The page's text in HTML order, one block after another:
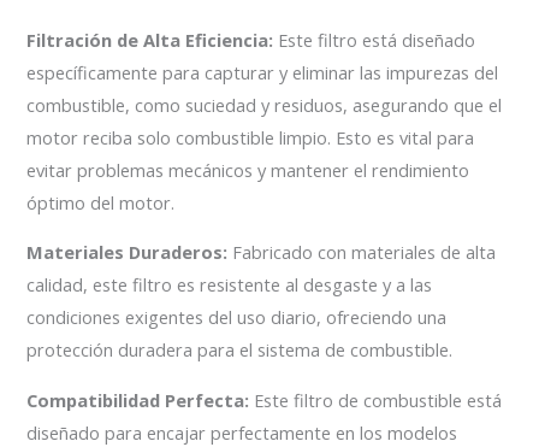
Filtración de Alta Eficiencia: Este filtro está diseñado
específicamente para capturar y eliminar las impurezas del
combustible, como suciedad y residuos, asegurando que el
motor reciba solo combustible limpio. Esto es vital para
evitar problemas mecánicos y mantener el rendimiento
óptimo del motor.
Materiales Duraderos: Fabricado con materiales de alta
calidad, este filtro es resistente al desgaste y a las
condiciones exigentes del uso diario, ofreciendo una
protección duradera para el sistema de combustible.
Compatibilidad Perfecta: Este filtro de combustible está
diseñado para encajar perfectamente en los modelos